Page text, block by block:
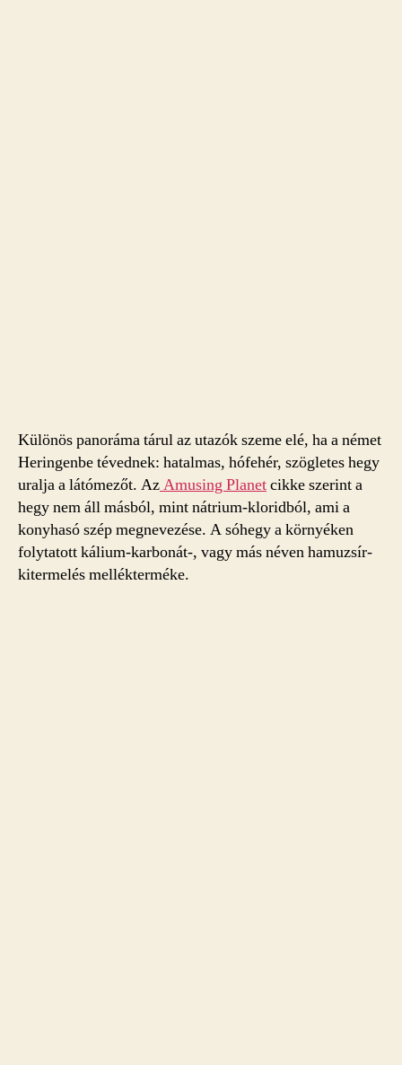
Különös panoráma tárul az utazók szeme elé, ha a német
Heringenbe tévednek: hatalmas, hófehér, szögletes hegy
uralja a látómezőt. AzAmusing Planetcikke szerint a
hegy nem áll másból, mint nátrium-kloridból, ami a
konyhasó szép megnevezése. A sóhegy a környéken
folytatott kálium-karbonát-, vagy más néven hamuzsír-
kitermelés mellékterméke.